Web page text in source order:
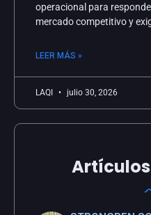
operacional para
mercado competitivo y
LEER MÁS »
LAQI julio 30, 2026